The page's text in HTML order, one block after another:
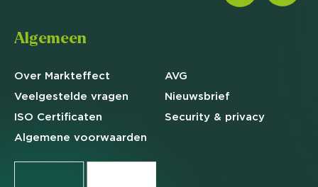
Algemeen
Over Markteffect
Veelgestelde vragen
ISO Certificaten
Algemene voorwaarden
AVG
Nieuwsbrief
Security & privacy